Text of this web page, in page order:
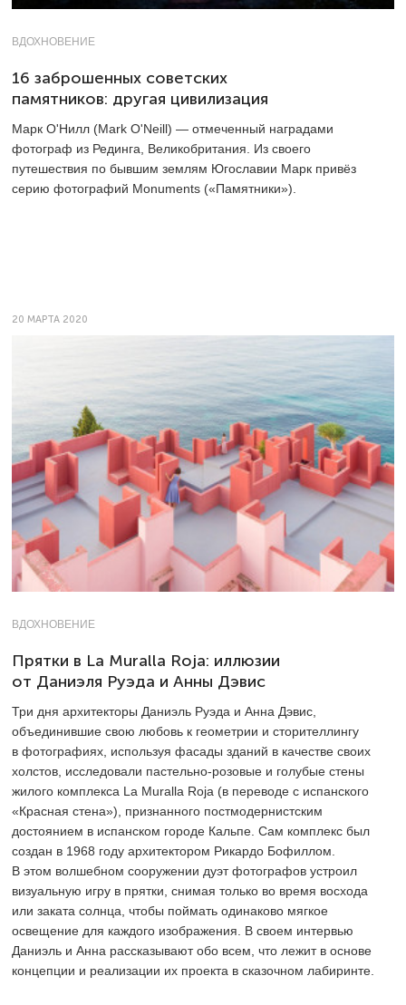
ВДОХНОВЕНИЕ
16 заброшенных советских
памятников: другая цивилизация
Марк О'Нилл (Mark O'Neill) — отмеченный наградами
фотограф из Рединга, Великобритания. Из своего
путешествия по бывшим землям Югославии Марк привёз
серию фотографий Monuments («Памятники»).
20 МАРТА 2020
ВДОХНОВЕНИЕ
Прятки в La Muralla Roja: иллюзии
от Даниэля Руэда и Анны Дэвис
Три дня архитекторы Даниэль Руэда и Анна Дэвис,
объединившие свою любовь к геометрии и сторителлингу
в фотографиях, используя фасады зданий в качестве своих
холстов, исследовали пастельно-розовые и голубые стены
жилого комплекса La Muralla Roja (в переводе с испанского
«Красная стена»), признанного постмодернистским
достоянием в испанском городе Кальпе. Сам комплекс был
создан в 1968 году архитектором Рикардо Бофиллом.
В этом волшебном сооружении дуэт фотографов устроил
визуальную игру в прятки, снимая только во время восхода
или заката солнца, чтобы поймать одинаково мягкое
освещение для каждого изображения. В своем интервью
Даниэль и Анна рассказывают обо всем, что лежит в основе
концепции и реализации их проекта в сказочном лабиринте.